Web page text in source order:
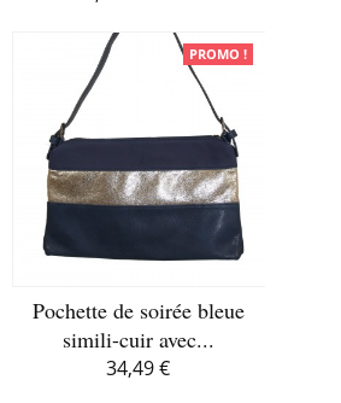
PROMO !
Pochette de soirée bleue
simili-cuir avec...
34,49 €